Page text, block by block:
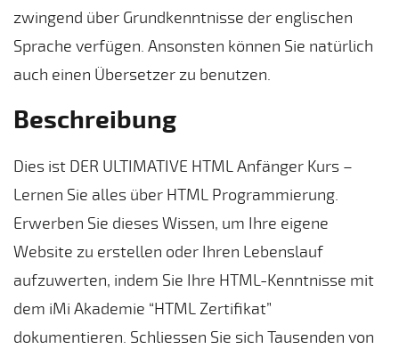
zwingend über Grundkenntnisse der englischen
Sprache verfügen. Ansonsten können Sie natürlich
auch einen Übersetzer zu benutzen.
Beschreibung
Dies ist DER ULTIMATIVE HTML Anfänger Kurs –
Lernen Sie alles über HTML Programmierung.
Erwerben Sie dieses Wissen, um Ihre eigene
Website zu erstellen oder Ihren Lebenslauf
aufzuwerten, indem Sie Ihre HTML-Kenntnisse mit
dem iMi Akademie “HTML Zertifikat”
dokumentieren. Schliessen Sie sich Tausenden von